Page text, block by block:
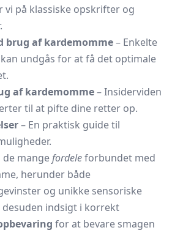
vi på klassiske opskrifter og
brug af kardemomme– Enkelte
undgås for at få det optimale
af kardemomme– Insiderviden
til at pifte dine retter op.
– En praktisk guide til
mangefordeleforbundet med
herunder både
og unikke sensoriske
desuden indsigt i korrekt
for at bevare smagen